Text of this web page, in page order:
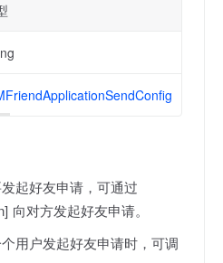
起好友申请，可通过
向对方发起好友申请。
用户发起好友申请时，可调